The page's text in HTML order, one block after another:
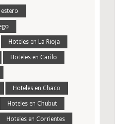
estero
Hoteles en La Rioja
Hoteles en Carilo
Hoteles en Chaco
Hoteles en Chubut
Hoteles en Corrientes